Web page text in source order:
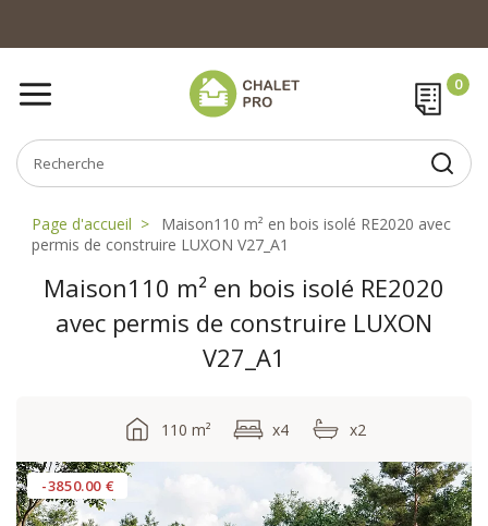
Page d'accueil
Maison110 m² en bois isolé RE2020 avec
permis de construire LUXON V27_A1
Maison110 m² en bois isolé RE2020
avec permis de construire LUXON
V27_A1
110 m² x4 x2
-3850.00 €